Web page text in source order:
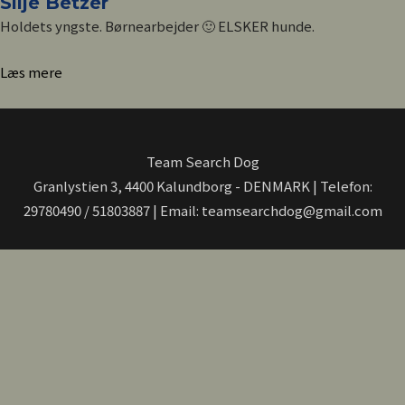
Holdets yngste. Børnearbejder 🙂 ELSKER hunde.
Læs mere
Team Search Dog
Granlystien 3, 4400 Kalundborg - DENMARK | Telefon:
29780490 / 51803887 | Email: teamsearchdog@gmail.com